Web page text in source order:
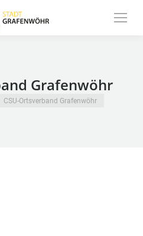
Grafenwöhr
CSU-Ortsverband Grafenwöhr